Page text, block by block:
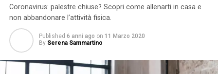
Coronavirus: palestre chiuse? Scopri come allenarti in casa e
non abbandonare l’attività fisica.
Published 6 anni ago on 11 Marzo 2020
By Serena Sammartino